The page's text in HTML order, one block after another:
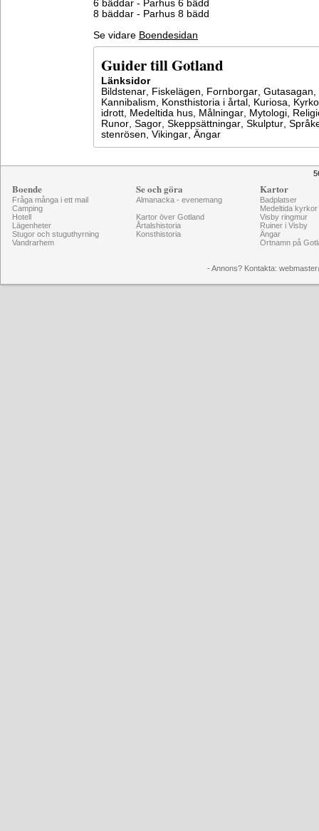
6 bäddar - Parhus 6 bädd
8 bäddar - Parhus 8 bädd
Se vidare Boendesidan
Guider till Gotland
Länksidor
Bildstenar, Fiskelägen, Fornborgar, Gutasagan,
Kannibalism, Konsthistoria i årtal , Kuriosa,
idrott, Medeltida hus, Målningar, Mytologi,
Runor, Sagor, Skeppsättningar, Skulptur,
stenrösen, Vikingar, Ängar
Boende
Fråga många i ett mail
Camping
Hotell
Lägenheter
Stugor och stuguthyrning
Vandrarhem
Se och göra
Almanacka - evenemang
Kartor över Gotland
Årtalshistoria
Konsthistoria
Kartor
Badplatser
Medeltida kyrkor
Visby ringmur
Ruiner i Visby
Ängar
Ortnamn på
- Annons? Kontakta: